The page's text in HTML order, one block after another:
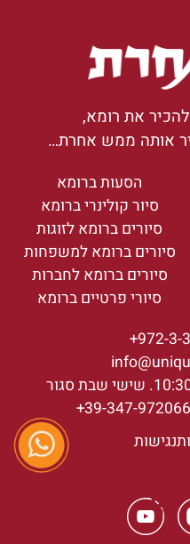
את רומא,
ממש אחרת…
הסעות ברומא
סיור קולינרי ברומא
סיורים ברומא לזוגות
סיורים ברומא למשפחות
סיורים ברומא לחברות
סיורי פרטיים ברומא
972-3-
נגישות